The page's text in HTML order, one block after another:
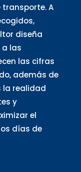
A
diseña
las
las cifras
además de
la realidad
y
el
días de